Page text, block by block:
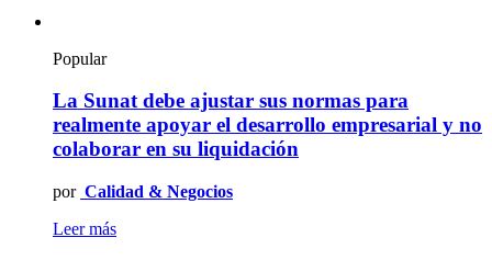
Popular
La Sunat debe ajustar sus normas para
realmente apoyar el desarrollo empresarial y no
colaborar en su liquidación
por Calidad & Negocios
Leer más